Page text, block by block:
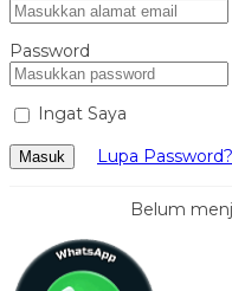
Password
Ingat Saya
Masuk Lupa Password?
Belum